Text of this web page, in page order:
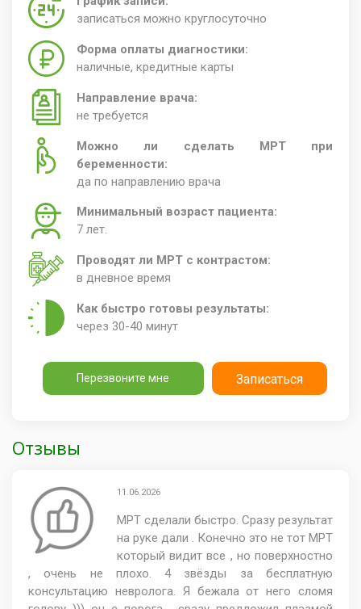
записаться можно круглосуточно
Форма оплаты диагностики:
наличные, кредитные карты
Направление врача:
не требуется
Можно ли сделать МРТ при
беременности:
да по направлению врача
Минимальный возраст пациента:
7 лет.
Проводят ли МРТ с контрастом:
в дневное время
Как быстро готовы результаты:
через 30-40 минут
Перезвоните мне Записаться
Отзывы
11.06.2026
МРТ сделали быстро. Сразу результат
на руке дали . Конечно это не тот МРТ
который видит все , но поверхностно
, очень не плохо. 4 звёзды за бесплатную
консультацию невролога. Я бежала от него сломя